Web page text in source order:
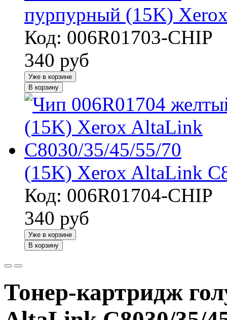
пурпурный (15K)
Код: 006R01703-CHIP
340 руб
Уже в корзине
В корзину
(15K) Xerox AltaLink
Код: 006R01704-CHIP
340 руб
Уже в корзине
В корзину
Тонер-картридж